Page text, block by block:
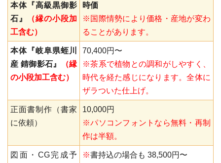
本体『高級黒御影
石』
（縁の小段加
工含む）
時価
※国際情勢により価格・産地が変わ
ることがあります。
本体『岐阜県蛭川
産 錆御影石』
（縁
の小段加工含む）
70,400円〜
※茶系で植物との調和がしやすく、
時代を経た感じになります。全体に
ザラついた仕上げ。
正面書制作（書家
に依頼）
10,000円
※パソコンフォントなら無料・再制
作は半額。
図面・CG完成予
※書持込の場合も 38,500円〜